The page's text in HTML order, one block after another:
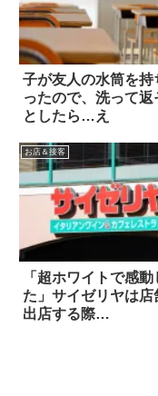
子が友人の水筒を持
ったので、洗って返
としたら…え
お店＆接客
「超ホワイトで感動
た」サイゼリヤは店
出店する際…